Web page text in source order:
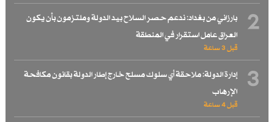
2
بارزاني من بغداد: ندعم حصر السلاح بيد الدولة وملتزمون بأن يكون
العراق عامل استقرار في المنطقة
قبل 3 ساعة
3
إدارة الدولة: ملاحقة أي سلوك مسلح خارج إطار الدولة بقانون مكافحة
الإرهاب
قبل 4 ساعة